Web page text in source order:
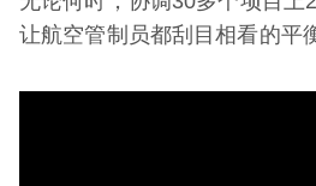
让航空管制员都刮目相看的平